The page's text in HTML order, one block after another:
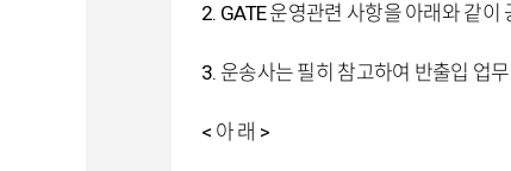
2. GATE 운영관련 사항을 아래와 같이
3. 운송사는 필히 참고하여 반출입 업
< 아 래 >